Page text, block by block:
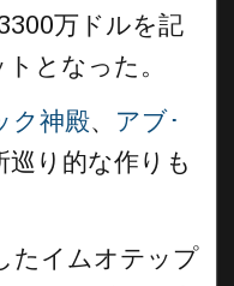
万ドルを記
となった。
ク神殿、 アブ･
巡り的な作りも
たイムオテップ